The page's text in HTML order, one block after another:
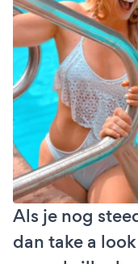
Als je nog
dan take a